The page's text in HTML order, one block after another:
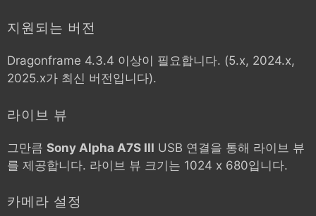
지원되는 버전
Dragonframe 4.3.4 이상이 필요합니다. (5.x, 2024.x,
2025.x가 최신 버전입니다).
라이브 뷰
그만큼 Sony Alpha A7S III USB 연결을 통해 라이브 뷰
를 제공합니다. 라이브 뷰 크기는 1024 x 680입니다.
카메라 설정